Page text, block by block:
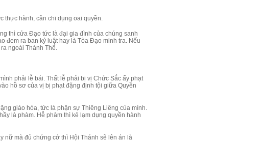
thực hành, cần chi dụng oai quyền.
thì cửa Đạo tức là đại gia đình của chúng sanh
đem ra ban kỷ luật hay là Tòa Đạo minh tra. Nếu
ngoài Thánh Thể.
phải lễ bái. Thất lễ phải bị vị Chức Sắc ấy phạt
hồ sơ của vị bị phạt đặng định tội giữa Quyền
giáo hóa, tức là phận sự Thiêng Liêng của mình.
là phàm. Hễ phàm thì kẻ lạm dụng quyền hành
nữ mà đủ chứng cớ thì Hội Thánh sẽ lên án là